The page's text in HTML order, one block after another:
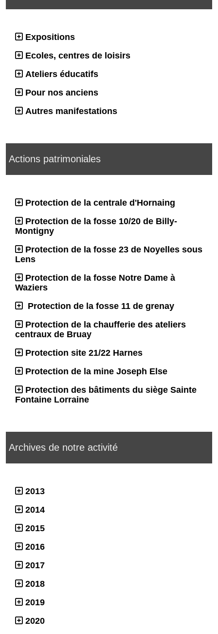
Expositions
Ecoles, centres de loisirs
Ateliers éducatifs
Pour nos anciens
Autres manifestations
Actions patrimoniales
Protection de la centrale d'Hornaing
Protection de la fosse 10/20 de Billy-
Montigny
Protection de la fosse 23 de Noyelles sous
Lens
Protection de la fosse Notre Dame à
Waziers
Protection de la fosse 11 de grenay
Protection de la chaufferie des ateliers
centraux de Bruay
Protection site 21/22 Harnes
Protection de la mine Joseph Else
Protection des bâtiments du siège Sainte
Fontaine Lorraine
Archives de notre activité
2013
2014
2015
2016
2017
2018
2019
2020